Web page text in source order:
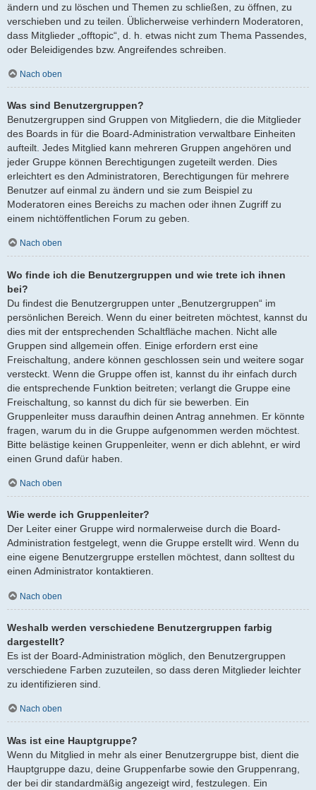
ändern und zu löschen und Themen zu schließen, zu öffnen, zu
verschieben und zu teilen. Üblicherweise verhindern Moderatoren,
dass Mitglieder „offtopic“, d. h. etwas nicht zum Thema Passendes,
oder Beleidigendes bzw. Angreifendes schreiben.
Nach oben
Was sind Benutzergruppen?
Benutzergruppen sind Gruppen von Mitgliedern, die die Mitglieder
des Boards in für die Board-Administration verwaltbare Einheiten
aufteilt. Jedes Mitglied kann mehreren Gruppen angehören und
jeder Gruppe können Berechtigungen zugeteilt werden. Dies
erleichtert es den Administratoren, Berechtigungen für mehrere
Benutzer auf einmal zu ändern und sie zum Beispiel zu
Moderatoren eines Bereichs zu machen oder ihnen Zugriff zu
einem nichtöffentlichen Forum zu geben.
Nach oben
Wo finde ich die Benutzergruppen und wie trete ich ihnen
bei?
Du findest die Benutzergruppen unter „Benutzergruppen“ im
persönlichen Bereich. Wenn du einer beitreten möchtest, kannst du
dies mit der entsprechenden Schaltfläche machen. Nicht alle
Gruppen sind allgemein offen. Einige erfordern erst eine
Freischaltung, andere können geschlossen sein und weitere sogar
versteckt. Wenn die Gruppe offen ist, kannst du ihr einfach durch
die entsprechende Funktion beitreten; verlangt die Gruppe eine
Freischaltung, so kannst du dich für sie bewerben. Ein
Gruppenleiter muss daraufhin deinen Antrag annehmen. Er könnte
fragen, warum du in die Gruppe aufgenommen werden möchtest.
Bitte belästige keinen Gruppenleiter, wenn er dich ablehnt, er wird
einen Grund dafür haben.
Nach oben
Wie werde ich Gruppenleiter?
Der Leiter einer Gruppe wird normalerweise durch die Board-
Administration festgelegt, wenn die Gruppe erstellt wird. Wenn du
eine eigene Benutzergruppe erstellen möchtest, dann solltest du
einen Administrator kontaktieren.
Nach oben
Weshalb werden verschiedene Benutzergruppen farbig
dargestellt?
Es ist der Board-Administration möglich, den Benutzergruppen
verschiedene Farben zuzuteilen, so dass deren Mitglieder leichter
zu identifizieren sind.
Nach oben
Was ist eine Hauptgruppe?
Wenn du Mitglied in mehr als einer Benutzergruppe bist, dient die
Hauptgruppe dazu, deine Gruppenfarbe sowie den Gruppenrang,
der bei dir standardmäßig angezeigt wird, festzulegen. Ein